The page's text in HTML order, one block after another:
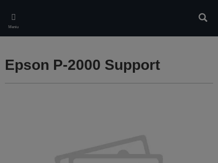
main
content
Meniu
Epson P-2000 Support